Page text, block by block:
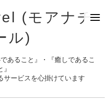
(モアナチ
ル)
あること』・『癒しであるこ
』
サービスを心掛けています